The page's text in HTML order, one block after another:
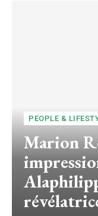
PEOPLE &
Marion Rousse livre ses